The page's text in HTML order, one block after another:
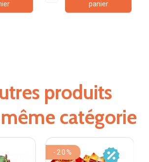
panier
produits
catégorie
-20%